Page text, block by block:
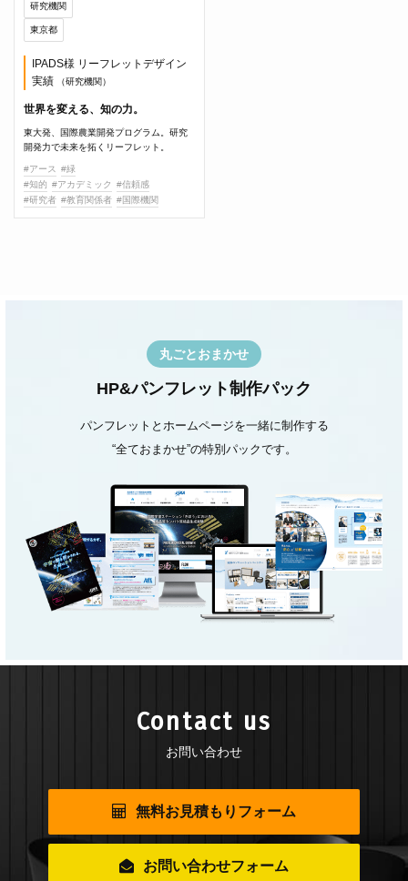
研究機関
東京都
IPADS様 リーフレットデザイン
実績
（研究機関）
世界を変える、知の力。
東大発、国際農業開発プログラム。研究
開発力で未来を拓くリーフレット。
#アース
#緑
#知的 #アカデミック
#信頼感
#研究者 #教育関係者 #国際機関
丸ごとおまかせ
HP&パンフレット制作パック
パンフレットとホームページを一緒に制作する
“全ておまかせ”の特別パックです。
Contact us
お問い合わせ
無料お見積もりフォーム
お問い合わせフォーム